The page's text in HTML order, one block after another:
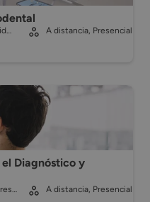
A distancia, Presencial
Diagnóstico y
A distancia, Presencial